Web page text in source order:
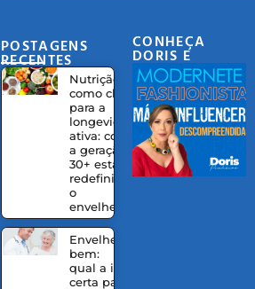
POSTAGENS
RECENTES
Nutrição
como chave
para a
longevidade
ativa: como
a geração
30+ está
redefinindo
o
envelhecer
Envelhecer
bem:
qual a idade
certa para
CONHEÇA
DORIS E
EQUIPE